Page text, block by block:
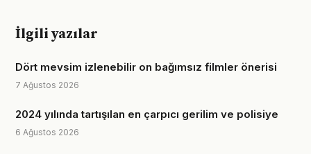
İlgili yazılar
Dört mevsim izlenebilir on bağımsız filmler önerisi
7 Ağustos 2026
2024 yılında tartışılan en çarpıcı gerilim ve polisiye
6 Ağustos 2026